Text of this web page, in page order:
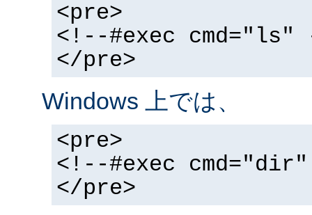
<pre>
<!--#exec cmd="ls"
</pre>
Windows 上では、
<pre>
<!--#exec
</pre>